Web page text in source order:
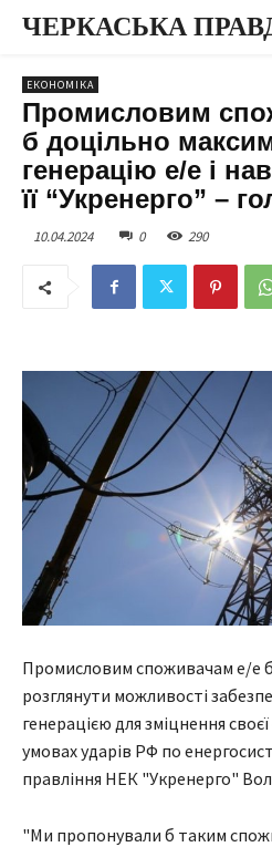
ЧЕРКАСЬКА
ЕКОНОМІКА
Промисловим
б доцільно
генерацію е/е і
її “Укренерго” –
10.04.2024 0 290
Промисловим споживачам е/е
розглянути можливості
генерацією для зміцнення
умовах ударів РФ по
правління НЕК "Укренерго"
"Ми пропонували б таким